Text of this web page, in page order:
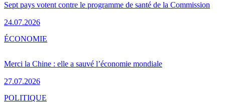
Sept pays votent contre le programme de santé de la Commission
24.07.2026
Merci la Chine : elle a sauvé l’économie mondiale
27.07.2026
ÉCONOMIE
POLITIQUE